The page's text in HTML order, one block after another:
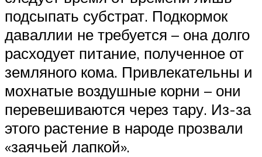
подсыпать субстрат. Подкормок
даваллии не требуется – она долго
расходует питание, полученное от
земляного кома. Привлекательны и
мохнатые воздушные корни – они
перевешиваются через тару. Из-за
этого растение в народе прозвали
«заячьей лапкой».